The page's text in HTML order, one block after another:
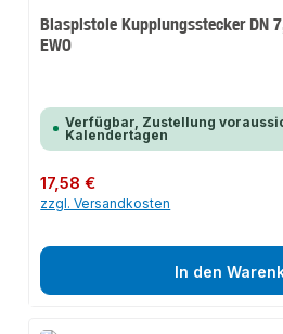
Blaspistole Kupplungsstecker DN
EWO
Verfügbar, Zustellung
Kalendertagen
Regulärer Preis:
17,58 €
zzgl. Versandkosten
In den